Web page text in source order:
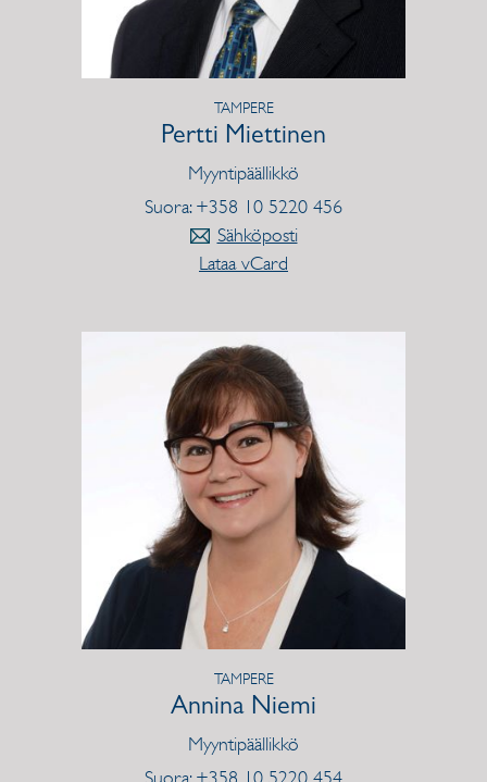
TAMPERE
Pertti Miettinen
Myyntipäällikkö
Suora: +358 10 5220 456
Sähköposti
Lataa vCard
TAMPERE
Annina Niemi
Myyntipäällikkö